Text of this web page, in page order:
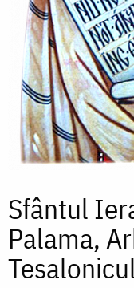
Sfântul
Palama,